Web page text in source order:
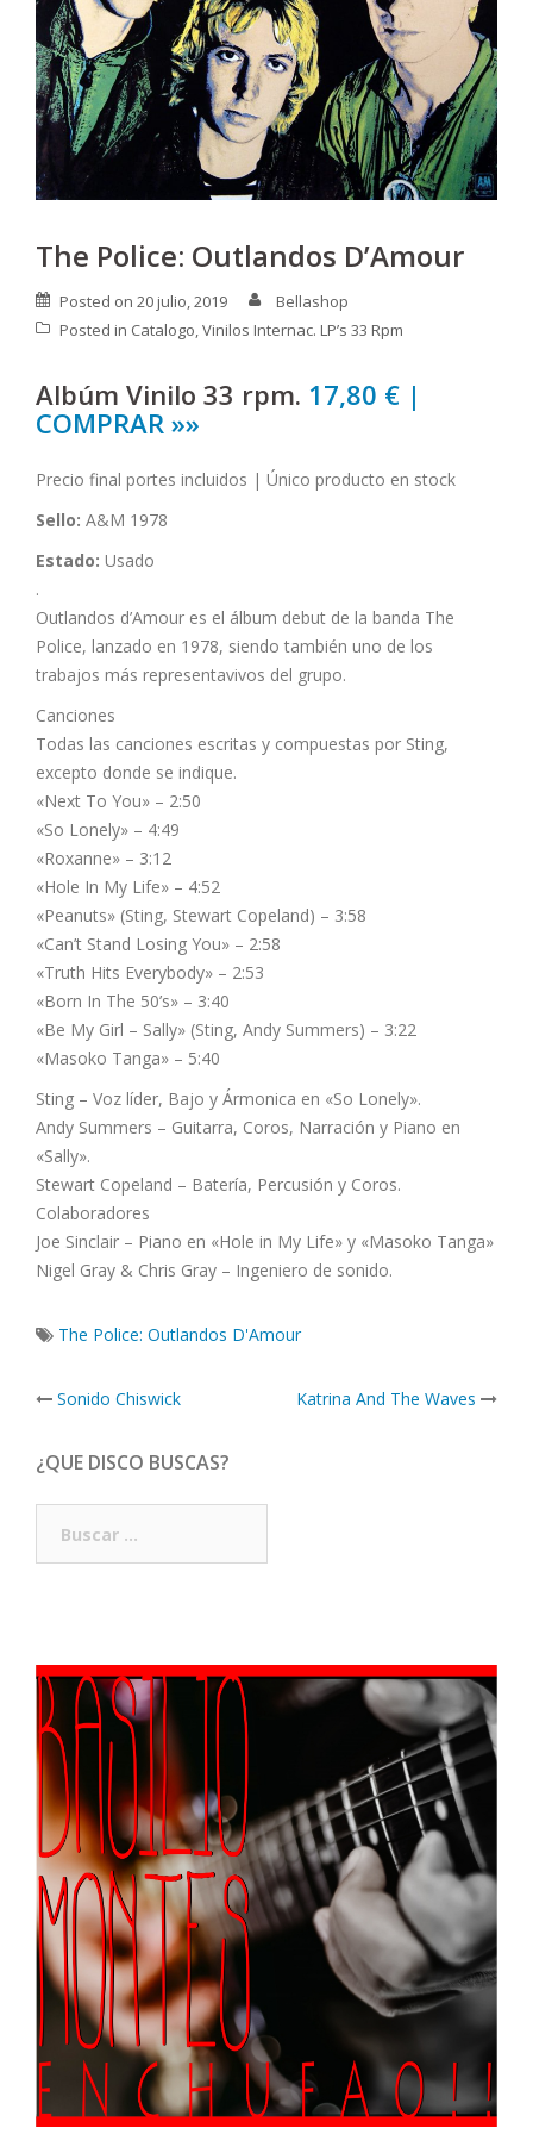
The Police: Outlandos D’Amour
Posted on 20 julio, 2019
Bellashop
Posted in Catalogo,Vinilos Internac. LP’s 33 Rpm
Albúm Vinilo 33 rpm. 17,80 € |
COMPRAR »»
Precio final portes incluidos | Único producto en stock
Sello: A&M 1978
Estado: Usado
.
Outlandos d’Amour es el álbum debut de la banda The
Police, lanzado en 1978, siendo también uno de los
trabajos más representavivos del grupo.
Canciones
Todas las canciones escritas y compuestas por Sting,
excepto donde se indique.
«Next To You» – 2:50
«So Lonely» – 4:49
«Roxanne» – 3:12
«Hole In My Life» – 4:52
«Peanuts» (Sting, Stewart Copeland) – 3:58
«Can’t Stand Losing You» – 2:58
«Truth Hits Everybody» – 2:53
«Born In The 50’s» – 3:40
«Be My Girl – Sally» (Sting, Andy Summers) – 3:22
«Masoko Tanga» – 5:40
Sting – Voz líder, Bajo y Ármonica en «So Lonely».
Andy Summers – Guitarra, Coros, Narración y Piano en
«Sally».
Stewart Copeland – Batería, Percusión y Coros.
Colaboradores
Joe Sinclair – Piano en «Hole in My Life» y «Masoko Tanga»
Nigel Gray & Chris Gray – Ingeniero de sonido.
The Police: Outlandos D'Amour
Post
Sonido Chiswick Katrina And The Waves
¿QUE DISCO BUSCAS?